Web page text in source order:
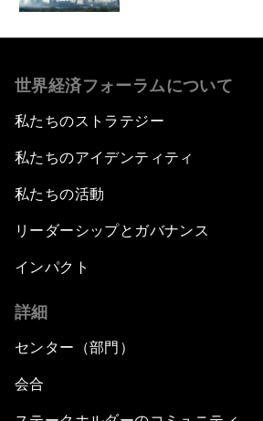
世界経済フォーラムについて
私たちのストラテジー
私たちのアイデンティティ
私たちの活動
リーダーシップとガバナンス
インパクト
詳細
センター（部門）
会合